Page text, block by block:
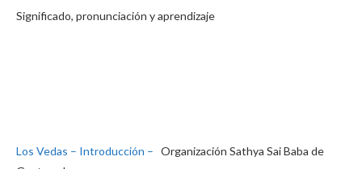
Significado, pronunciación y aprendizaje
Los Vedas – Introducción – Organización Sathya Sai Baba de